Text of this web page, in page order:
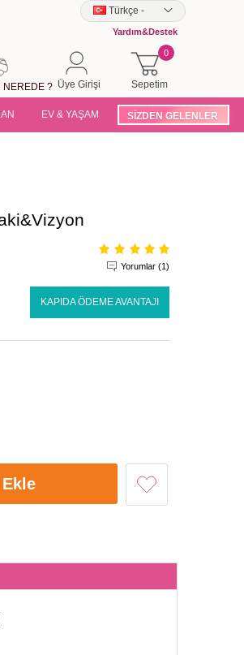
Türkçe -
Yardım&Destek
Sepetim
0
Üye Girişi
NEREDE ?
EV & YAŞAM SİZDEN GELENLER
Yorumlar (1)
KAPIDA ÖDEME AVANTAJI